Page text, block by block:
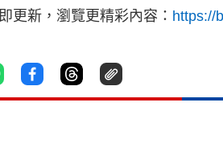
更新，瀏覽更精彩內容： https://